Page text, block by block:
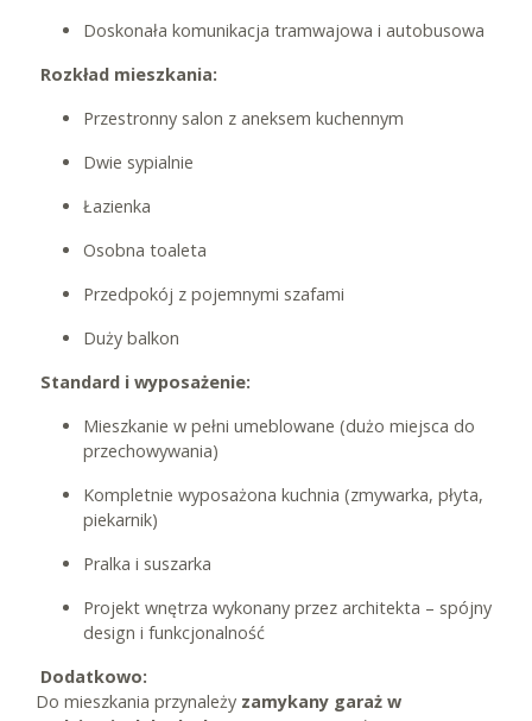
Doskonała komunikacja tramwajowa i autobusowa
Rozkład mieszkania:
Przestronny salon z aneksem kuchennym
Dwie sypialnie
Łazienka
Osobna toaleta
Przedpokój z pojemnymi szafami
Duży balkon
Standard i wyposażenie:
Mieszkanie w pełni umeblowane (dużo miejsca do
przechowywania)
Kompletnie wyposażona kuchnia (zmywarka, płyta,
piekarnik)
Pralka i suszarka
Projekt wnętrza wykonany przez architekta – spójny
design i funkcjonalność
Dodatkowo:
Do mieszkania przynależy zamykany garaż w